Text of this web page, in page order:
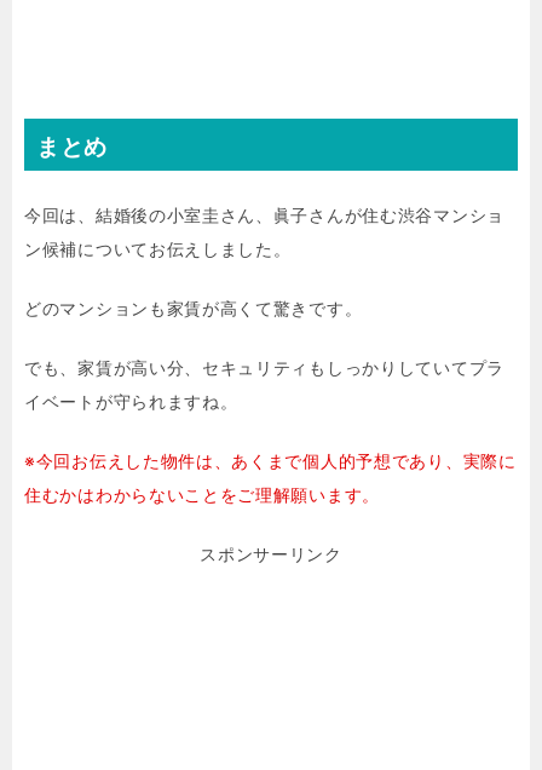
まとめ
今回は、結婚後の小室圭さん、眞子さんが住む渋谷マンショ
ン候補についてお伝えしました。
どのマンションも家賃が高くて驚きです。
でも、家賃が高い分、セキュリティもしっかりしていてプラ
イベートが守られますね。
※今回お伝えした物件は、あくまで個人的予想であり、実際に
住むかはわからないことをご理解願います。
スポンサーリンク